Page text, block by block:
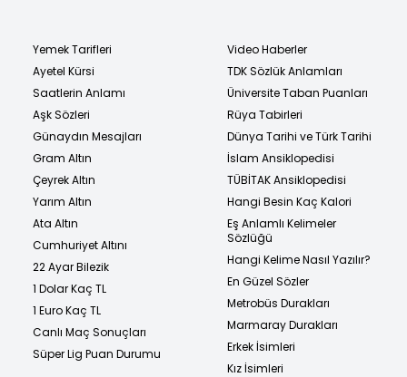
Yemek Tarifleri
Ayetel Kürsi
Saatlerin Anlamı
Aşk Sözleri
Günaydın Mesajları
Gram Altın
Çeyrek Altın
Yarım Altın
Ata Altın
Cumhuriyet Altını
22 Ayar Bilezik
1 Dolar Kaç TL
1 Euro Kaç TL
Canlı Maç Sonuçları
Süper Lig Puan Durumu
Video Haberler
TDK Sözlük Anlamları
Üniversite Taban Puanları
Rüya Tabirleri
Dünya Tarihi ve Türk Tarihi
İslam Ansiklopedisi
TÜBİTAK Ansiklopedisi
Hangi Besin Kaç Kalori
Eş Anlamlı Kelimeler
Sözlüğü
Hangi Kelime Nasıl Yazılır?
En Güzel Sözler
Metrobüs Durakları
Marmaray Durakları
Erkek İsimleri
Kız İsimleri